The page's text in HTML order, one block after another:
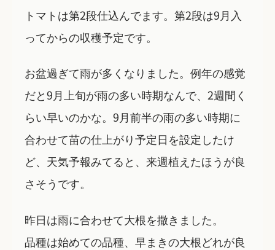
トマトは第2段仕込んでます。第2段は9月入
ってからの収穫予定です。
お盆過ぎて雨が多くなりました。例年の感覚
だと9月上旬が雨の多い時期なんで、2週間く
らい早いのかな。9月前半の雨の多い時期に
合わせて苗の仕上がり予定日を設定したけ
ど、天気予報みてると、来週植えたほうが良
さそうです。
昨日は雨に合わせて大根を撒きました。
品種は始めての品種、早まきの大根どれが良